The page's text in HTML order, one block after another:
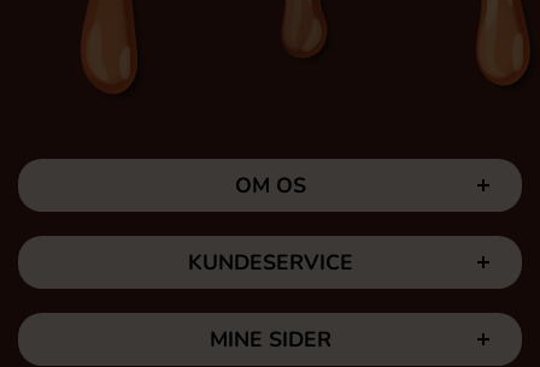
OM OS
KUNDESERVICE
MINE SIDER